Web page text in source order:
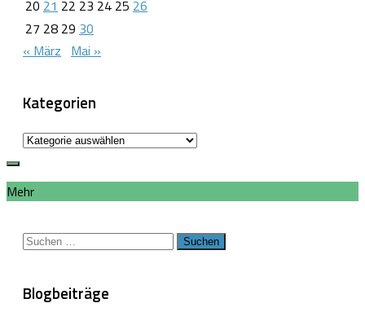
20 21 22 23 24 25 26
27 28 29 30
« März Mai »
Kategorien
Kategorien
Mehr
Suchen
Blogbeiträge